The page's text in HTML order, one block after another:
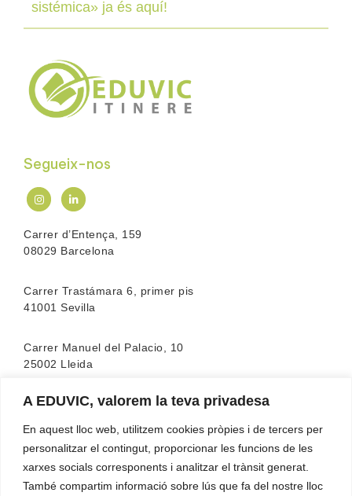
A EDUVIC, valorem la teva privadesa
En aquest lloc web, utilitzem cookies pròpies i de tercers per
personalitzar el contingut, proporcionar les funcions de les
xarxes socials corresponents i analitzar el trànsit generat.
També compartim informació sobre lús que fa del nostre lloc
sistémica» ja és aquí!
Segueix-nos
Carrer d’Entença, 159
08029 Barcelona
Carrer Trastámara 6, primer pis
41001 Sevilla
Carrer Manuel del Palacio, 10
25002 Lleida
L’escola compta amb l’acreditació de laFEATF
Familiar)